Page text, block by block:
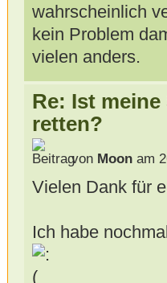
wahrscheinlich
kein Problem
vielen anders.
Re: Ist
retten?
von Moonam
Vielen Dank für
Ich habe